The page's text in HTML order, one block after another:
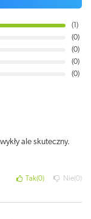
1
0
0
0
0
ale skuteczny.
Tak 0 Nie 0